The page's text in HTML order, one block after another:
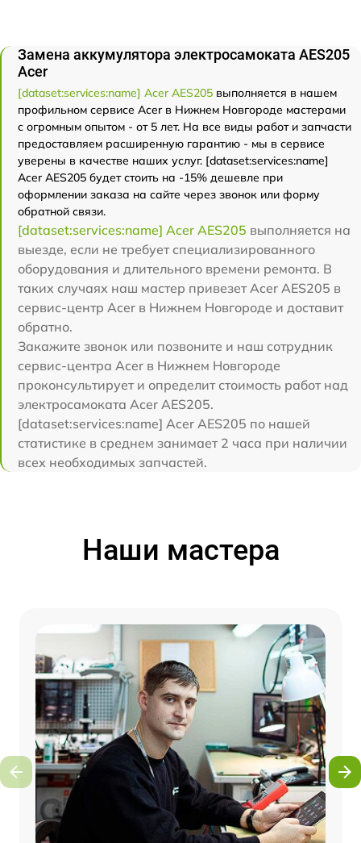
Замена аккумулятора электросамоката AES205
Acer
[dataset:services:name] Acer AES205 выполняется в нашем
профильном сервисе Acer в Нижнем Новгороде мастерами
с огромным опытом - от 5 лет. На все виды работ и запчасти
предоставляем расширенную гарантию - мы в сервисе
уверены в качестве наших услуг. [dataset:services:name]
Acer AES205 будет стоить на -15% дешевле при
оформлении заказа на сайте через звонок или форму
обратной связи.
[dataset:services:name] Acer AES205 выполняется на
выезде, если не требует специализированного
оборудования и длительного времени ремонта. В
таких случаях наш мастер привезет Acer AES205 в
сервис-центр Acer в Нижнем Новгороде и доставит
обратно.
Закажите звонок или позвоните и наш сотрудник
сервис-центра Acer в Нижнем Новгороде
проконсультирует и определит стоимость работ над
электросамоката Acer AES205.
[dataset:services:name] Acer AES205 по нашей
статистике в среднем занимает 2 часа при наличии
всех необходимых запчастей.
Наши мастера